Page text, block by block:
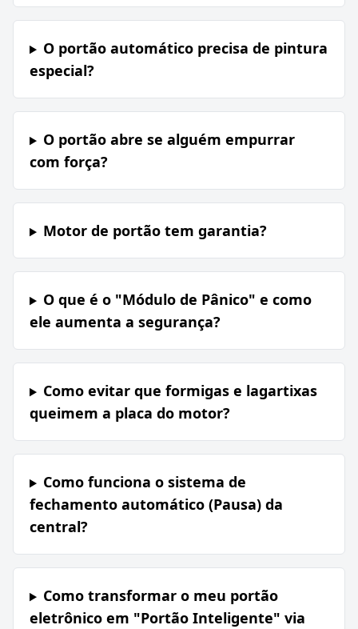
O portão automático precisa de pintura
especial?
O portão abre se alguém empurrar
com força?
Motor de portão tem garantia?
O que é o "Módulo de Pânico" e como
ele aumenta a segurança?
Como evitar que formigas e lagartixas
queimem a placa do motor?
Como funciona o sistema de
fechamento automático (Pausa) da
central?
Como transformar o meu portão
eletrônico em "Portão Inteligente" via